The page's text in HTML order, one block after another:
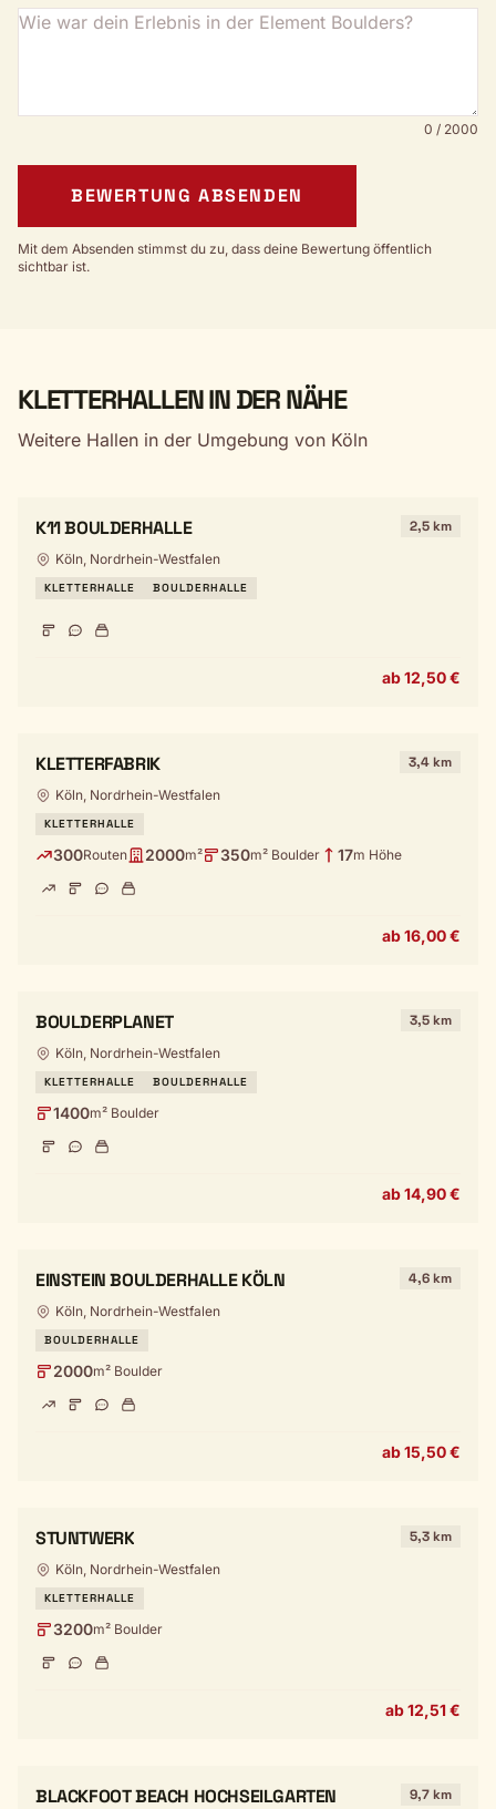
0 / 2000
BEWERTUNG ABSENDEN
Mit dem Absenden stimmst du zu, dass deine Bewertung öffentlich
sichtbar ist.
KLETTERHALLEN IN DER NÄHE
Weitere Hallen in der Umgebung von Köln
K11 BOULDERHALLE 2,5 km
Köln, Nordrhein-Westfalen
KLETTERHALLE BOULDERHALLE
ab 12,50 €
KLETTERFABRIK 3,4 km
Köln, Nordrhein-Westfalen
KLETTERHALLE
300Routen 2000m² 350m² Boulder 17m Höhe
ab 16,00 €
BOULDERPLANET 3,5 km
Köln, Nordrhein-Westfalen
KLETTERHALLE BOULDERHALLE
1400m² Boulder
ab 14,90 €
EINSTEIN BOULDERHALLE KÖLN 4,6 km
Köln, Nordrhein-Westfalen
BOULDERHALLE
2000m² Boulder
ab 15,50 €
STUNTWERK 5,3 km
Köln, Nordrhein-Westfalen
KLETTERHALLE
3200m² Boulder
ab 12,51 €
BLACKFOOT BEACH HOCHSEILGARTEN 9,7 km